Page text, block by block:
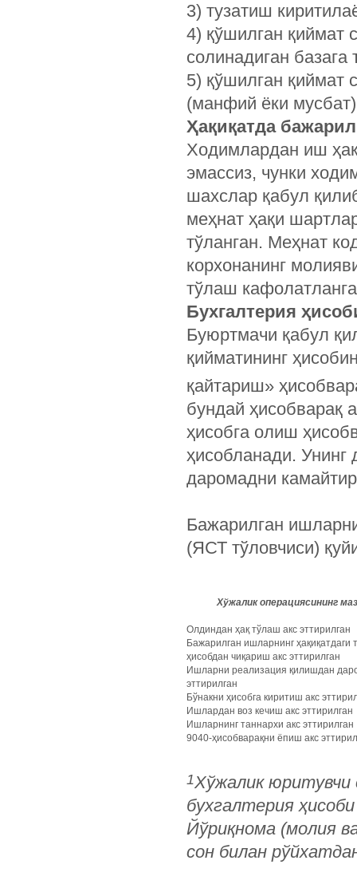
3) тузатиш
4) қўшилган қиймат
солинадиган
5) қўшилган қиймат
(манфий ёки
Ҳақиқатда
Ходимлардан иш
эмассиз, чунки
шахслар қабул
меҳнат ҳақи
тўланган. Меҳнат
корхонанинг
тўлаш
Бухгалтерия
Буюртмачи қабул
қийматининг
қайтариш»
бундай ҳисобварақ
ҳисобга олиш
ҳисобланади. Унинг
даромадни
Бажарилган
(ЯСТ тўловчиси)
Хўжалик операциясининг
Олдиндан ҳақ тўлаш акс эттирилган
Бажарилган ишларнинг ҳақиқатдаги
ҳисобдан чиқариш акс эттирилган
Ишларни реализация қилишдан
эттирилган
Бўнакни ҳисобга киритиш акс
Ишлардан воз кечиш акс эттирилган
Ишларнинг таннархи акс эттирилган
9040-ҳисобварақни ёпиш акс
1Хўжалик юритувчи
бухгалтерия
Йўриқнома (молия
сон билан